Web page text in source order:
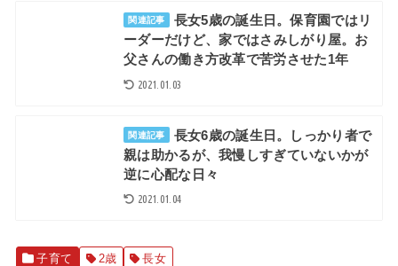
関連記事
長女5歳の誕生日。保育園ではリ
ーダーだけど、家ではさみしがり屋。お
父さんの働き方改革で苦労させた1年
2021.01.03
関連記事
長女6歳の誕生日。しっかり者で
親は助かるが、我慢しすぎていないかが
逆に心配な日々
2021.01.04
子育て 2歳 長女